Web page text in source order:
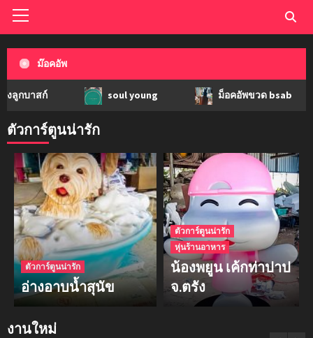
ม๊อคอัพ
ก์ soul young ม็อคอัพขวด bsab
งานใหม่
ตัวการ์ตูนน่ารัก
ตัวการ์ตูนน่ารัก
อ่างอาบน้ำสุนัข
ตัวการ์ตูนน่ารัก
หุ่นร้านอาหาร
น้องพยูน เค้กท่าปาป
จ.ตรัง